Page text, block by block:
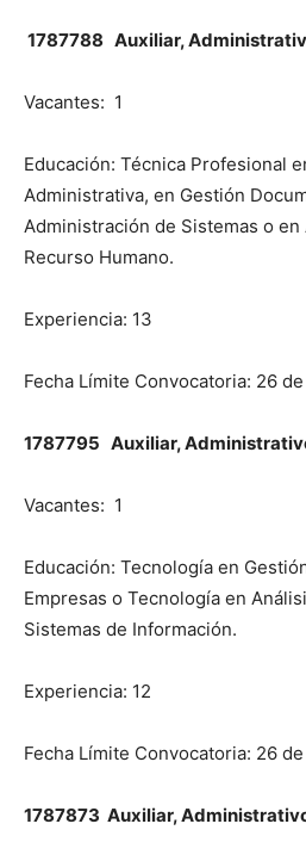
1787788 Auxiliar,
Vacantes: 1
Educación: Técnica Profesional
Administrativa, en Gestión
Administración de Sistemas o
Recurso Humano.
Experiencia: 13
Fecha Límite Convocatoria: 26
1787795 Auxiliar,
Vacantes: 1
Educación: Tecnología en
Empresas o Tecnología en
Sistemas de Información.
Experiencia: 12
Fecha Límite Convocatoria: 26
1787873 Auxiliar,